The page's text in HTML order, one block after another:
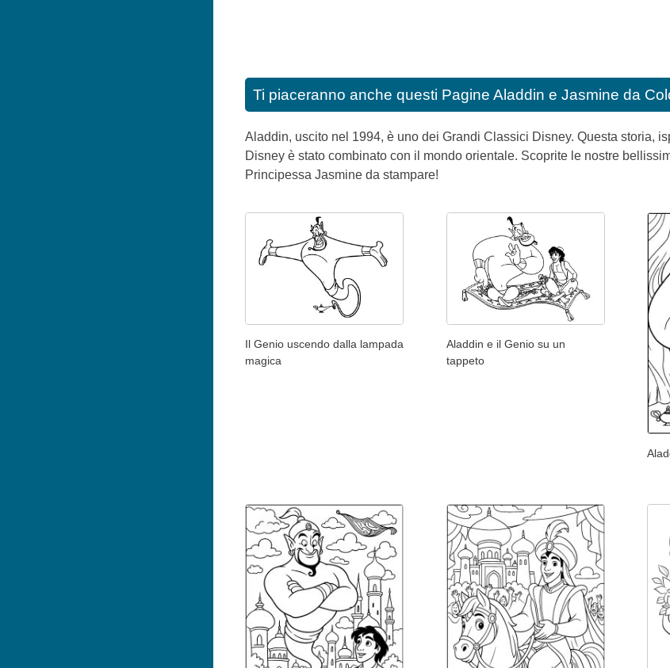
Ti piaceranno anche questi Pagine Aladdin e Jasmine da
Aladdin, uscito nel 1994, è uno dei Grandi Classici Disney. Questa storia,
Disney è stato combinato con il mondo orientale. Scoprite le nostre
Principessa Jasmine da stampare!
Il Genio uscendo dalla lampada
magica
Aladdin e il Genio su un
tappeto